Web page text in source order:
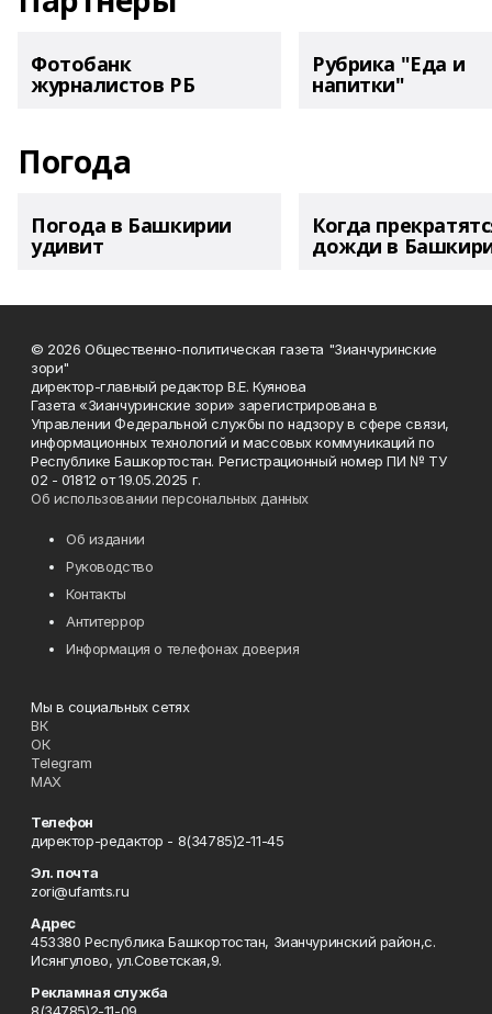
Фотобанк
журналистов РБ
Рубрика "Еда и
напитки"
Погода
Погода в Башкирии
удивит
Когда
дожди в
© 2026 Общественно-политическая газета "Зианчуринские
зори"
директор-главный редактор В.Е. Куянова
Газета «Зианчуринские зори» зарегистрирована в
Управлении Федеральной службы по надзору в сфере связи,
информационных технологий и массовых коммуникаций по
Республике Башкортостан. Регистрационный номер ПИ № ТУ
02 - 01812 от 19.05.2025 г.
Об использовании персональных данных
Об издании
Руководство
Контакты
Антитеррор
Информация о телефонах доверия
Мы в социальных сетях
ВК
ОК
Telegram
MAX
Телефон
директор-редактор - 8(34785)2-11-45
Эл. почта
zori@ufamts.ru
Адрес
453380 Республика Башкортостан, Зианчуринский район,с.
Исянгулово, ул.Советская,9.
Рекламная служба